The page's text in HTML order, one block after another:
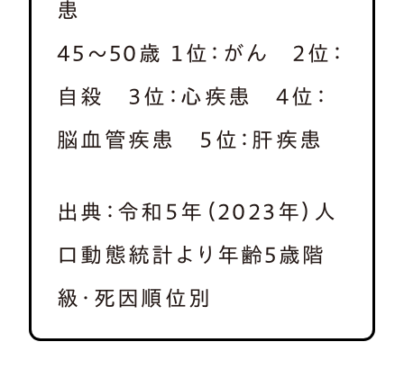
患
45〜50歳 １位：がん ２位：
自殺 ３位：心疾患 ４位：
脳血管疾患 ５位：肝疾患
出典：令和５年（2023年）人
口動態統計より年齢5歳階
級・死因順位別